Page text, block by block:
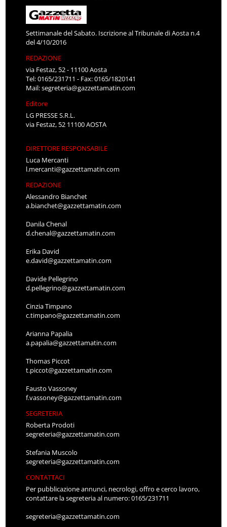
Settimanale del Sabato. Iscrizione al Tribunale di Aosta n.4
del 4/10/2016
REDAZIONE
via Festaz, 52 - 11100 Aosta
Tel: 0165/231711 - Fax: 0165/1820141
Mail:segreteria@gazzettamatin.com
Editore
LG PRESSE S.R.L.
via Festaz, 52 11100 AOSTA
DIRETTORE RESPONSABILE
Luca Mercanti
l.mercanti@gazzettamatin.com
REDAZIONE
Alessandro Bianchet
a.bianchet@gazzettamatin.com
Danila Chenal
d.chenal@gazzettamatin.com
Erika David
e.david@gazzettamatin.com
Davide Pellegrino
d.pellegrino@gazzettamatin.com
Cinzia Timpano
c.timpano@gazzettamatin.com
Arianna Papalia
a.papalia@gazzettamatin.com
Thomas Piccot
t.piccot@gazzettamatin.com
Fausto Vassoney
f.vassoney@gazzettamatin.com
SEGRETERIA
Roberta Prodoti
segreteria@gazzettamatin.com
Stefania Muscolo
segreteria@gazzettamatin.com
CONTATTACI
Per pubblicazione annunci, necrologi, offro e cerco lavoro,
contattare la segreteria al numero: 0165/231711
segreteria@gazzettamatin.com